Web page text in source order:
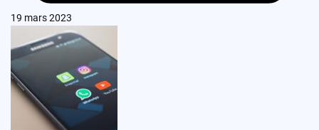
19 mars 2023